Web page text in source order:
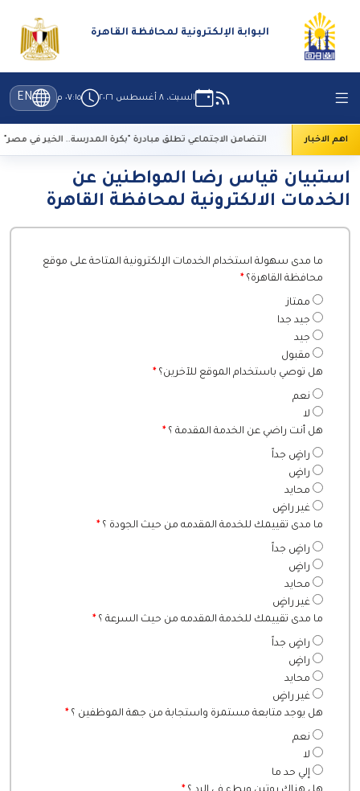
البوابة الإلكترونية لمحافظة القاهرة
السبت، ٨ أغسطس ٢٠٢٦ ٠٧:١٥ م EN
اهم الاخبار التضامن الاجتماعي تطلق مبادرة "بكرة المدرسة.. الخير في مصر"
استبيان قياس رضا المواطنين عن
الخدمات الالكترونية لمحافظة القاهرة
ما مدى سهولة استخدام الخدمات الإلكترونية المتاحة على موقع
محافظة القاهرة؟ *
ممتاز
جيد جدا
جيد
مقبول
هل توصي باستخدام الموقع للآخرين؟ *
نعم
لا
هل أنت راضي عن الخدمة المقدمة ؟ *
راضٍ جداً
راضٍ
محايد
غير راضٍ
ما مدى تقييمك للخدمة المقدمه من حيث الجودة ؟ *
راضٍ جداً
راضٍ
محايد
غير راضٍ
ما مدى تقييمك للخدمة المقدمه من حيث السرعة ؟ *
راضٍ جداً
راضٍ
محايد
غير راضٍ
هل يوجد متابعة مستمرة واستجابة من جهة الموظفين ؟
*
نعم
لا
إلي حد ما